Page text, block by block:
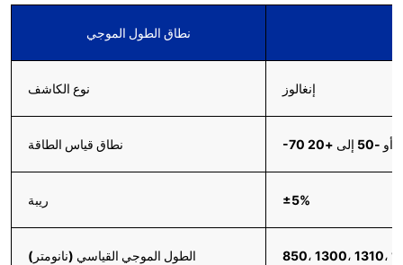
نطاق الطول الموجي
نوع الكاشف إنغالوز
نطاق قياس الطاقة
ريبة ±5%
الطول الموجي القياسي (نانومتر) 1490، 1550، 1625